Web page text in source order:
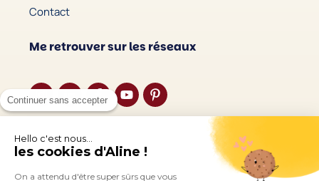
Continuer sans accepter
Hello c'est nous...
les cookies d'Aline !
On a attendu d'être super sûrs que vous
Contact
Me retrouver sur les réseaux
Écouter le podcast